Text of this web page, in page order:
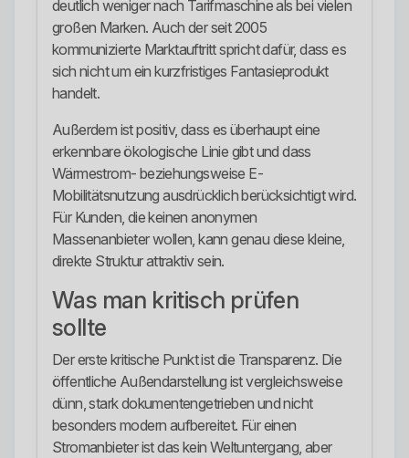
deutlich weniger nach Tarifmaschine als bei vielen
großen Marken. Auch der seit 2005
kommunizierte Marktauftritt spricht dafür, dass es
sich nicht um ein kurzfristiges Fantasieprodukt
handelt.
Außerdem ist positiv, dass es überhaupt eine
erkennbare ökologische Linie gibt und dass
Wärmestrom- beziehungsweise E-
Mobilitätsnutzung ausdrücklich berücksichtigt wird.
Für Kunden, die keinen anonymen
Massenanbieter wollen, kann genau diese kleine,
direkte Struktur attraktiv sein.
Was man kritisch prüfen
sollte
Der erste kritische Punkt ist die Transparenz. Die
öffentliche Außendarstellung ist vergleichsweise
dünn, stark dokumentengetrieben und nicht
besonders modern aufbereitet. Für einen
Stromanbieter ist das kein Weltuntergang, aber